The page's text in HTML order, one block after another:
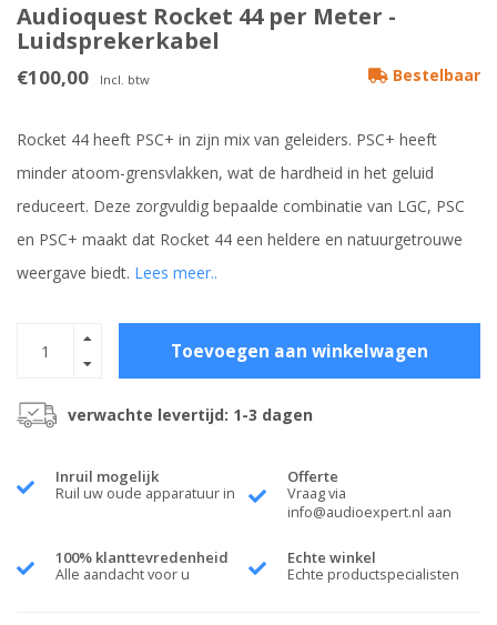
Audioquest Rocket 44 per Meter -
Luidsprekerkabel
€100,00 Incl. btw Bestelbaar
Rocket 44 heeft PSC+ in zijn mix van geleiders. PSC+ heeft
minder atoom-grensvlakken, wat de hardheid in het geluid
reduceert. Deze zorgvuldig bepaalde combinatie van LGC, PSC
en PSC+ maakt dat Rocket 44 een heldere en natuurgetrouwe
weergave biedt. Lees meer..
Toevoegen aan winkelwagen
verwachte levertijd: 1-3 dagen
Inruil mogelijk
Ruil uw oude apparatuur in
Offerte
Vraag via
info@audioexpert.nl aan
100% klanttevredenheid
Alle aandacht voor u
Echte winkel
Echte productspecialisten